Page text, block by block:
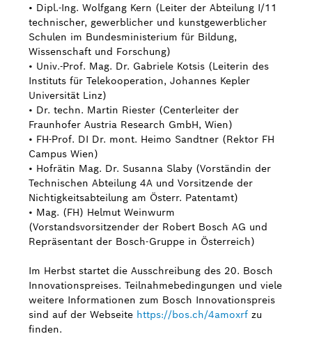
• Dipl.-Ing. Wolfgang Kern (Leiter der Abteilung I/11
technischer, gewerblicher und kunstgewerblicher
Schulen im Bundesministerium für Bildung,
Wissenschaft und Forschung)
• Univ.-Prof. Mag. Dr. Gabriele Kotsis (Leiterin des
Instituts für Telekooperation, Johannes Kepler
Universität Linz)
• Dr. techn. Martin Riester (Centerleiter der
Fraunhofer Austria Research GmbH, Wien)
• FH-Prof. DI Dr. mont. Heimo Sandtner (Rektor FH
Campus Wien)
• Hofrätin Mag. Dr. Susanna Slaby (Vorständin der
Technischen Abteilung 4A und Vorsitzende der
Nichtigkeitsabteilung am Österr. Patentamt)
• Mag. (FH) Helmut Weinwurm
(Vorstandsvorsitzender der Robert Bosch AG und
Repräsentant der Bosch-Gruppe in Österreich)
Im Herbst startet die Ausschreibung des 20. Bosch
Innovationspreises. Teilnahmebedingungen und viele
weitere Informationen zum Bosch Innovationspreis
sind auf der Webseite https://bos.ch/4amoxrf zu
finden.